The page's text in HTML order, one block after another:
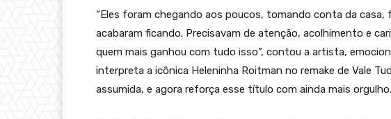
“Eles foram chegando aos poucos, tomando conta da casa,
acabaram ficando. Precisavam de atenção, acolhimento e
quem mais ganhou com tudo isso”, contou a artista,
interpreta a icônica Heleninha Roitman no remake de Vale
assumida, e agora reforça esse título com ainda mais orgulho.